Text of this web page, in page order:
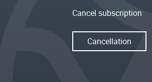
Cancel subscription
Cancellation